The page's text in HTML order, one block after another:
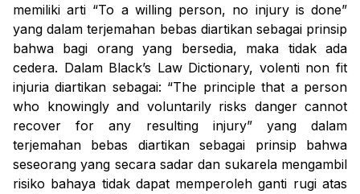
memiliki arti “To a willing person, no injury is done”
yang dalam terjemahan bebas diartikan sebagai prinsip
bahwa bagi orang yang bersedia, maka tidak ada
cedera. Dalam Black’s Law Dictionary, volenti non fit
injuriadiartikan sebagai: “The principle that a person
who knowingly and voluntarily risks danger cannot
recover for any resulting injury” yang dalam
terjemahan bebas diartikan sebagai prinsip bahwa
seseorang yang secara sadar dan sukarela mengambil
risiko bahaya tidak dapat memperoleh ganti rugi atas